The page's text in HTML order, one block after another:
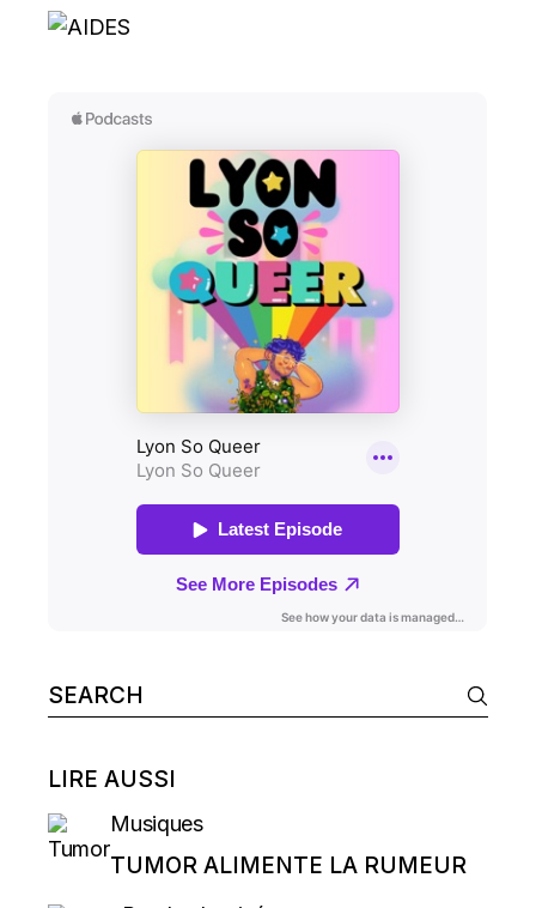
Search
for:
LIRE AUSSI
Musiques
TUMOR ALIMENTE LA RUMEUR